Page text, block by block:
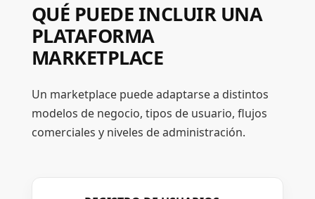
QUÉ PUEDE INCLUIR UNA
PLATAFORMA
MARKETPLACE
Un marketplace puede adaptarse a distintos
modelos de negocio, tipos de usuario, flujos
comerciales y niveles de administración.